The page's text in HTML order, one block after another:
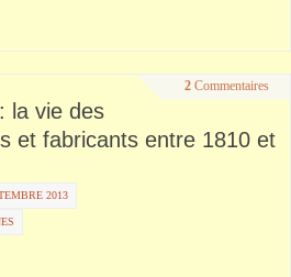
2 Commentaires
la vie des
et fabricants entre 1810 et
2013